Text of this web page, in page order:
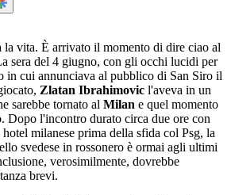
la vita. È arrivato il momento di dire ciao al
sera del 4 giugno, con gli occhi lucidi per
in cui annunciava al pubblico di San Siro il
Zlatan Ibrahimovic l'aveva in un
sarebbe tornato al Milan e quel momento
Dopo l'incontro durato circa due ore con
milanese prima della sfida col Psg, la
svedese in rossonero è ormai agli ultimi
verosimilmente, dovrebbe
brevi.